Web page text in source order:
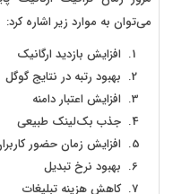
می‌توان به موارد زیر اشاره کرد:
افزایش بازدید ارگانیک
بهبود رتبه در نتایج گوگل
افزایش اعتبار دامنه
جذب بک‌لینک طبیعی
افزایش زمان حضور
بهبود نرخ تبدیل
کاهش هزینه تبلیغات